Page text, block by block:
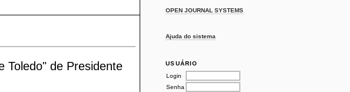
OPEN JOURNAL SYSTEMS
Ajuda do sistema
USUÁRIO
Login
Senha
Toledo" de Presidente